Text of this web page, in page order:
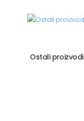
Ostali proizvodi